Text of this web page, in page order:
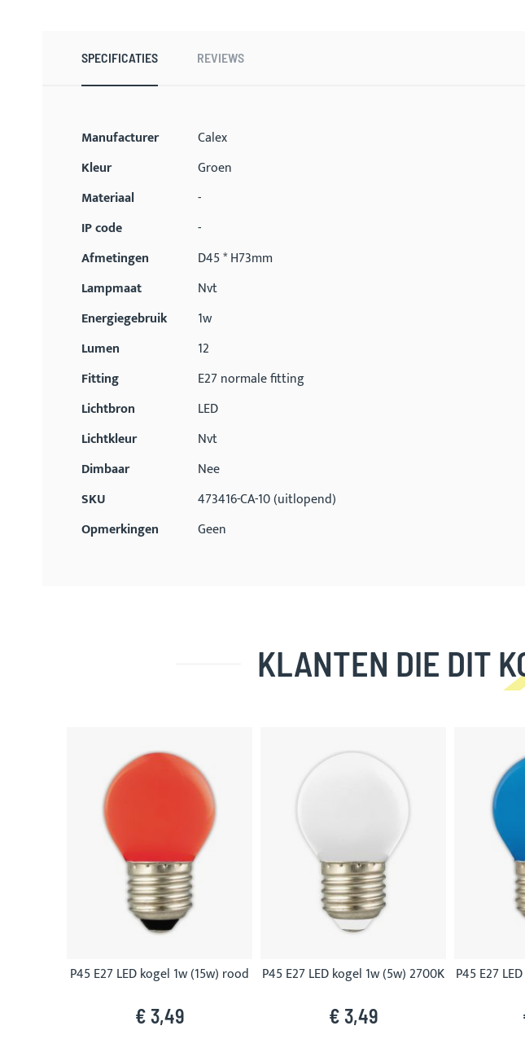
SPECIFICATIES REVIEWS
Meer
Manufacturer
Calex
Kleur
Groen
Materiaal
-
IP code
-
Afmetingen
D45 * H73mm
Lampmaat
Nvt
Energiegebruik
1w
Lumen
12
Fitting
E27 normale fitting
Lichtbron
LED
Lichtkleur
Nvt
Dimbaar
Nee
SKU
473416-CA-10 (uitlopend)
Opmerkingen
Geen
KLANTEN DIE DIT
P45 E27 LED kogel 1w (15w) rood
€ 3,49
P45 E27 LED kogel 1w (5w) 2700K
€ 3,49
P45 E27